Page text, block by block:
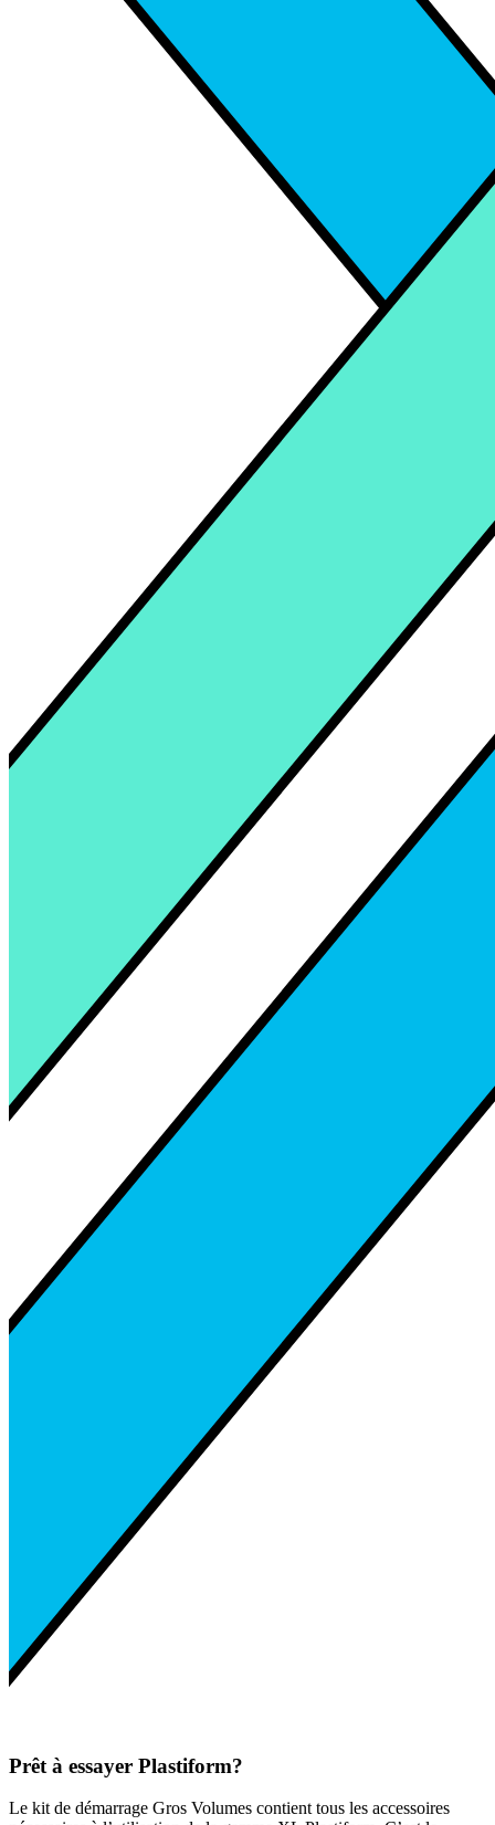
Prêt à essayer Plastiform?
Le kit de démarrage Gros Volumes contient tous les accessoires